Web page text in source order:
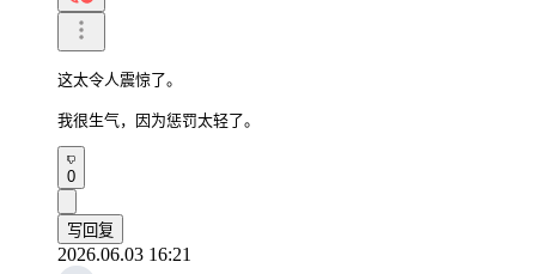
这太令人震惊了。
我很生气，因为惩罚太轻了。
0
写回复
2026.06.03 16:21